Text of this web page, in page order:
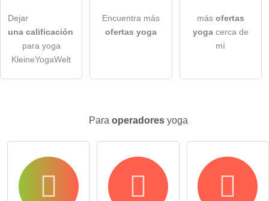
hacer una pregunta pública
Nota: tenga en cuenta que las preguntas públicas son
Dejar
una calificación
para yoga
KleineYogaWelt
Encuentra más
ofertas yoga
más ofertas
yogacerca de
mí
Para operadoresyoga